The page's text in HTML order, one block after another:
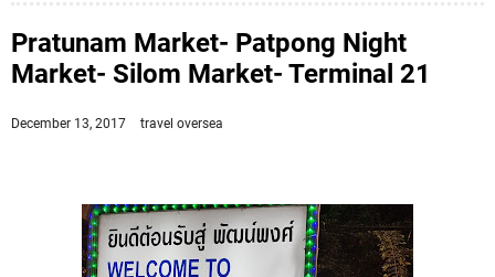
Pratunam Market- Patpong Night
Market- Silom Market- Terminal 21
December 13, 2017 travel oversea